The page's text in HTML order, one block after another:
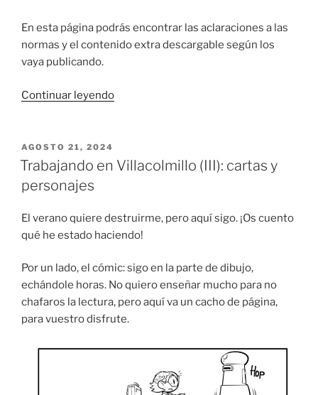
En esta página podrás encontrar las aclaraciones a las
normas y el contenido extra descargable según los
vaya publicando.
Continuar leyendo«Carteros
juego
4
personas»
PUBLICADO
EL
AGOSTO 21, 2024
Trabajando en Villacolmillo (III): cartas y
personajes
El verano quiere destruirme, pero aquí sigo. ¡Os cuento
qué he estado haciendo!
Por un lado, el cómic: sigo en la parte de dibujo,
echándole horas. No quiero enseñar mucho para no
chafaros la lectura, pero aquí va un cacho de página,
para vuestro disfrute.